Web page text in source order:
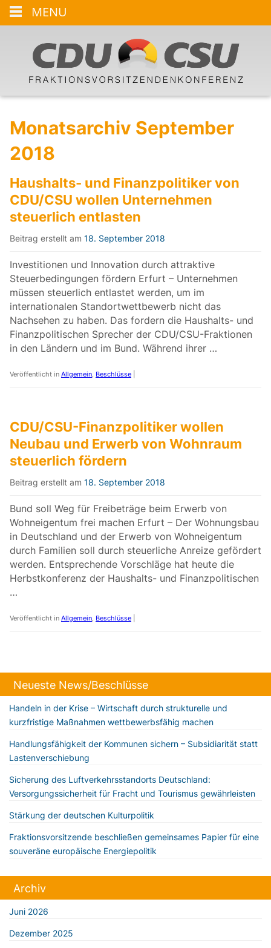
Monatsarchiv September
2018
Haushalts- und Finanzpolitiker von
CDU/CSU wollen Unternehmen
steuerlich entlasten
Beitrag erstellt am 18. September 2018
Investitionen und Innovation durch attraktive
Steuerbedingungen fördern Erfurt – Unternehmen
müssen steuerlich entlastet werden, um im
internationalen Standortwettbewerb nicht das
Nachsehen zu haben. Das fordern die Haushalts- und
Finanzpolitischen Sprecher der CDU/CSU-Fraktionen
in den Ländern und im Bund. Während ihrer …
Veröffentlicht in Allgemein, Beschlüsse
CDU/CSU-Finanzpolitiker wollen
Neubau und Erwerb von Wohnraum
steuerlich fördern
Beitrag erstellt am 18. September 2018
Bund soll Weg für Freibeträge beim Erwerb von
Wohneigentum frei machen Erfurt – Der Wohnungsbau
in Deutschland und der Erwerb von Wohneigentum
durch Familien soll durch steuerliche Anreize gefördert
werden. Entsprechende Vorschläge hat heute die
Herbstkonferenz der Haushalts- und Finanzpolitischen
…
Veröffentlicht in Allgemein, Beschlüsse
Neueste News/Beschlüsse
Handeln in der Krise – Wirtschaft durch strukturelle und
kurzfristige Maßnahmen wettbewerbsfähig machen
Handlungsfähigkeit der Kommunen sichern – Subsidiarität statt
Lastenverschiebung
Sicherung des Luftverkehrsstandorts Deutschland:
Versorgungssicherheit für Fracht und Tourismus gewährleisten
Stärkung der deutschen Kulturpolitik
Fraktionsvorsitzende beschließen gemeinsames Papier für eine
souveräne europäische Energiepolitik
Archiv
Juni 2026
Dezember 2025
MENU